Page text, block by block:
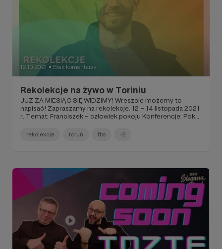
12.10.2021 ● Brak komentarzy
Rekolekcje na żywo w Toriniu
JUŻ ZA MIESIĄC SIĘ WIDZIMY! Wreszcie możemy to
napisać! Zapraszamy na rekolekcje. 12 – 14 listopada 2021
r. Temat: Franciszek – człowiek pokoju Konferencje: Pokój
pokój
rekolekcje toruñ fbs +2